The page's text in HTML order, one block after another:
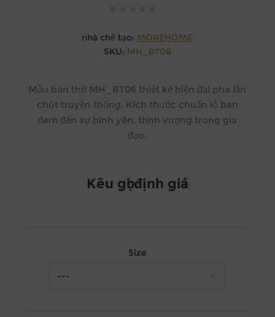
nhà chế tạo: MOREHOME
SKU: MH_BT06
Mẫu bàn thờ MH_BT06 thiết kế hiện đại pha lẫn
chút truyền thống. Kích thước chuẩn lỗ ban
đem đến sự bình yên, thịnh vượng trong gia
đạo.
Kêu gọi định giá
Size